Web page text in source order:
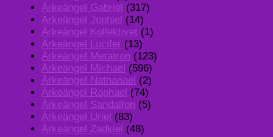
Ärkeängel Gabriel (317)
Ärkeängel Jophiel (14)
Ärkeängel Kollektivet (1)
Ärkeängel Lucifer (13)
Ärkeängel Metatron (123)
Ärkeängel Michael (596)
Ärkeängel Nathanael (2)
Ärkeängel Raphael (74)
Ärkeängel Sandalfon (5)
Ärkeängel Uriel (83)
Ärkeängel Zadkiel (48)